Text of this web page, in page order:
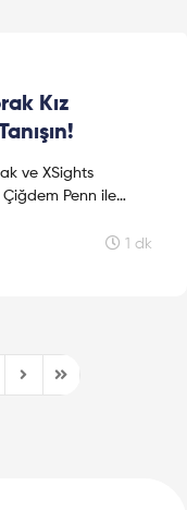
Kız
ve XSights
Çiğdem Penn ile
1 dk
Next PageLast Page